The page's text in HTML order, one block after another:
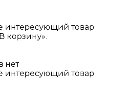
интересующий товар
корзину».
нет
интересующий товар